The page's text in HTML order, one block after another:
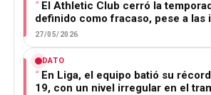
El Athletic Club cerró la
definido como fracaso, pese a las
27/05/2026
DATO
En Liga, el equipo batió su
19, con un nivel irregular en el